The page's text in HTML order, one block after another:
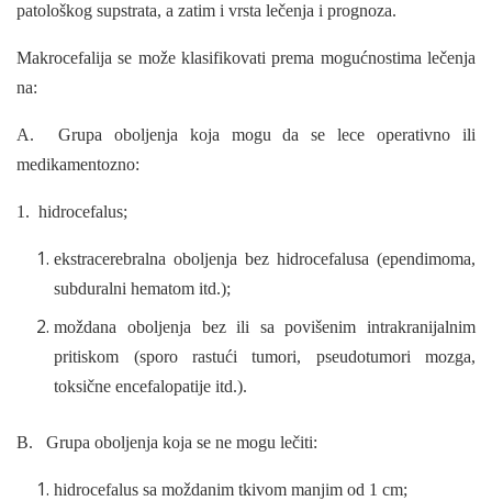
patološkog sup­strata, a zatim i vrsta lečenja i prognoza.
Makrocefalija se može klasifikovati prema mogućnostima lečenja
na:
A. Grupa oboljenja koja mogu da se lece operativno ili
medikamentozno:
1. hidrocefalus;
ekstracerebralna oboljenja bez hidrocefalusa (ependimoma,
subduralni hematom itd.);
moždana oboljenja bez ili sa povišenim intrakranijalnim
pritiskom (sporo rastući tumori, pseudotumori mozga,
toksične encefalopatije itd.).
B. Grupa oboljenja koja se ne mogu lečiti:
hidrocefalus sa moždanim tkivom manjim od 1 cm;